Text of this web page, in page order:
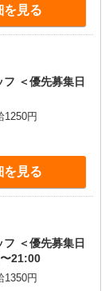
を見る
＜優先募集日
1250円
を見る
＜優先募集日
21:00
1350円